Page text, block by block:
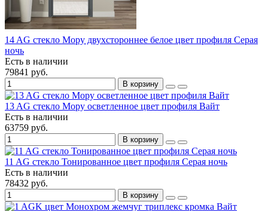
14 AG стекло Мору двухстороннее белое цвет профиля Серая
ночь
Есть в наличии
79841 руб.
В корзину
13 AG стекло Мору осветленное цвет профиля Вайт
Есть в наличии
63759 руб.
В корзину
11 AG стекло Тонированное цвет профиля Серая ночь
Есть в наличии
78432 руб.
В корзину